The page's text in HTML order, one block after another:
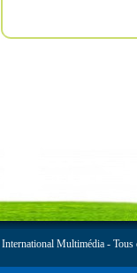
Multimédia - Tous